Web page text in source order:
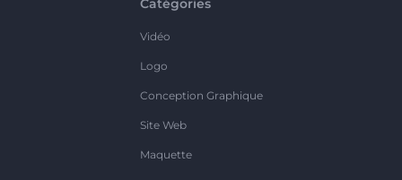
Catégories
Vidéo
Logo
Conception Graphique
Site Web
Maquette